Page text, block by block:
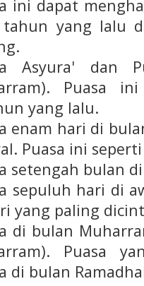
ini dapat
yang lalu
Asyura' dan
Puasa
yang lalu.
enam hari di
Puasa ini
setengah bulan
sepuluh hari di
yang paling
di bulan
Puasa
di bulan